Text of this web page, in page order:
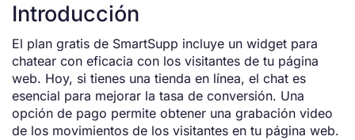
Introducción
El plan gratis de SmartSupp incluye un widget para
chatear con eficacia con los visitantes de tu página
web. Hoy, si tienes una tienda en línea, el chat es
esencial para mejorar la tasa de conversión. Una
opción de pago permite obtener una grabación video
de los movimientos de los visitantes en tu página web.